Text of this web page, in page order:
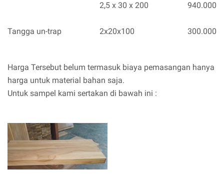
2,5 x 30 x 200
940.000
Tangga un-trap 2x20x100 300.000
Harga Tersebut belum termasuk biaya pemasangan hanya
harga untuk material bahan saja.
Untuk sampel kami sertakan di bawah ini :